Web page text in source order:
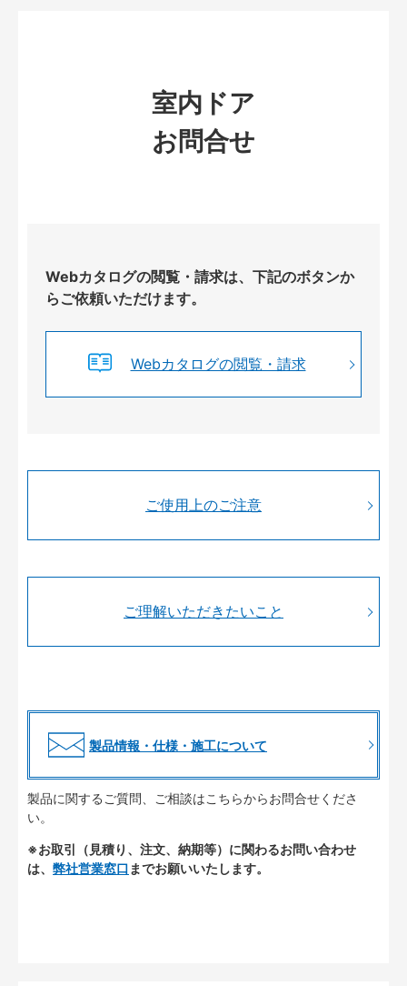
室内ドア
お問合せ
Webカタログの閲覧・請求は、下記のボタンか
らご依頼いただけます。
Webカタログの閲覧・請求
ご使用上のご注意
ご理解いただきたいこと
製品情報・仕様・施工について
製品に関するご質問、ご相談はこちらからお問合せくださ
い。
※お取引（見積り、注文、納期等）に関わるお問い合わせ
は、 弊社営業窓口 までお願いいたします。